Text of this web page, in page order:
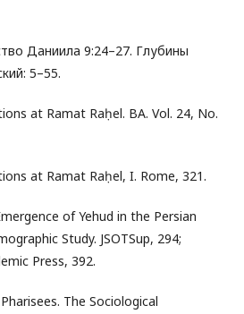
Даниила 9:24–27. Глубины
5–55.
at Ramat Raḥel. BA. Vol. 24, No.
at Ramat Raḥel, I. Rome, 321.
of Yehud in the Persian
Study. JSOTSup, 294;
Press, 392.
The Sociological